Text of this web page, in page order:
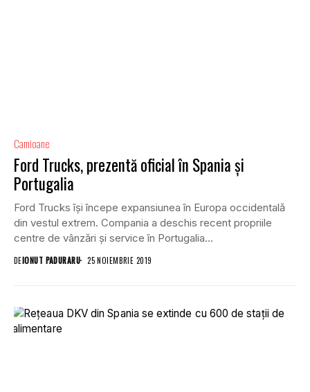
Camioane
Ford Trucks, prezentă oficial în Spania și
Portugalia
Ford Trucks își începe expansiunea în Europa occidentală
din vestul extrem. Compania a deschis recent propriile
centre de vânzări și service în Portugalia...
DEIONUT PADURARU 25 NOIEMBRIE 2019